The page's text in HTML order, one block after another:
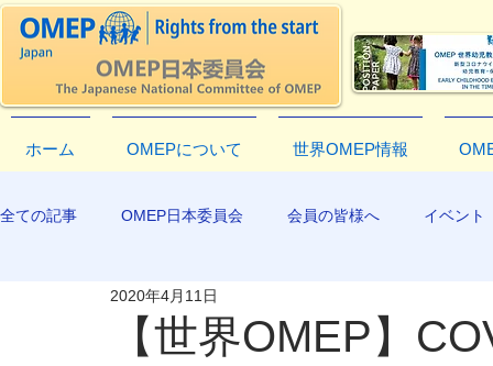
ホーム OMEPについて 世界OMEP情報
全ての記事 OMEP日本委員会 会員の皆様へ イベント
EXCO-COMMUNICATION
【世界OMEP】
2020年4月11日